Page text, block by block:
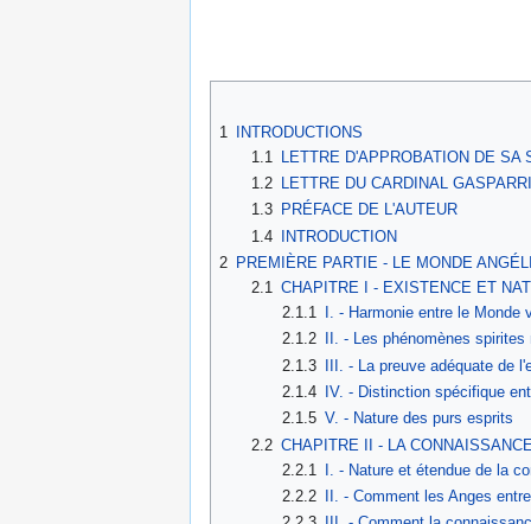
1
INTRODUCTIONS
1.1
LETTRE D'APPROBATION DE SA
1.2
LETTRE DU CARDINAL GASPARRI
1.3
PRÉFACE DE L'AUTEUR
1.4 INTRODUCTION
2 PREMIÈRE PARTIE - LE MONDE
2.1
CHAPITRE I - EXISTENCE ET
2.1.1
I. - Harmonie entre le
2.1.2
II. - Les phénomènes
2.1.3 III. - La preuve adéquate de
2.1.4
IV. - Distinction spécifique
2.1.5 V. - Nature des purs esprits
2.2 CHAPITRE II - LA
2.2.1
I. - Nature et étendue de la
2.2.2
II. - Comment les Anges